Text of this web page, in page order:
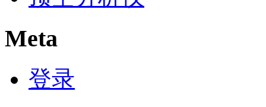
Meta
登录